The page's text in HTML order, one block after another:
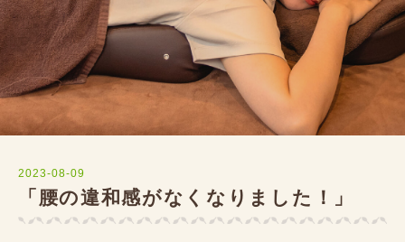
2023-08-09
「腰の違和感がなくなりました！」